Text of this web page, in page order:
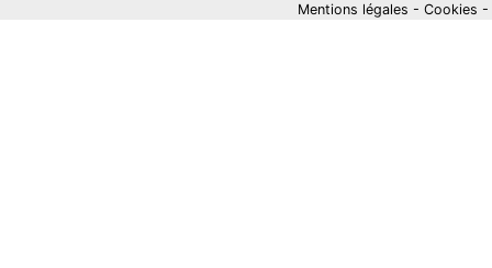
Mentions légales - Cookies -